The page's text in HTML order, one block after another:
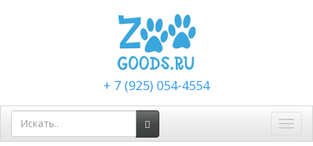
+ 7 (925) 054-4554